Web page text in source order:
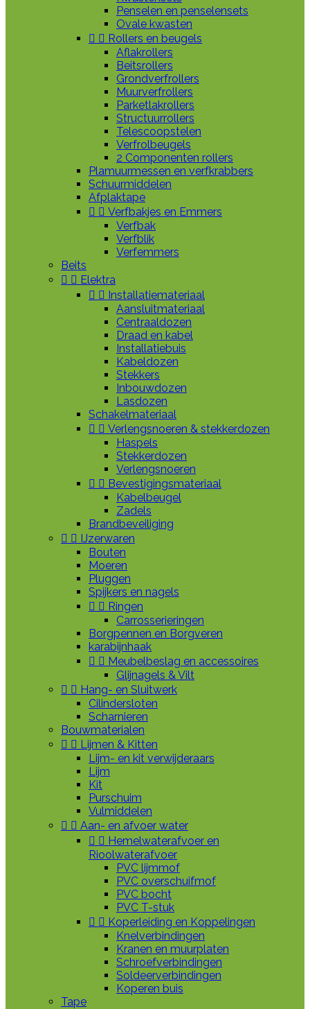
Penselen en penselensets
Ovale kwasten
  Rollers en beugels
Aflakrollers
Beitsrollers
Grondverfrollers
Muurverfrollers
Parketlakrollers
Structuurrollers
Telescoopstelen
Verfrolbeugels
2 Componenten rollers
Plamuurmessen en verfkrabbers
Schuurmiddelen
Afplaktape
  Verfbakjes en Emmers
Verfbak
Verfblik
Verfemmers
Beits
  Elektra
  Installatiemateriaal
Aansluitmateriaal
Centraaldozen
Draad en kabel
Installatiebuis
Kabeldozen
Stekkers
Inbouwdozen
Lasdozen
Schakelmateriaal
  Verlengsnoeren & stekkerdozen
Haspels
Stekkerdozen
Verlengsnoeren
  Bevestigingsmateriaal
Kabelbeugel
Zadels
Brandbeveiliging
  IJzerwaren
Bouten
Moeren
Pluggen
Spijkers en nagels
  Ringen
Carrosserieringen
Borgpennen en Borgveren
karabijnhaak
  Meubelbeslag en accessoires
Glijnagels & Vilt
  Hang- en Sluitwerk
Cilindersloten
Scharnieren
Bouwmaterialen
  Lijmen & Kitten
Lijm- en kit verwijderaars
Lijm
Kit
Purschuim
Vulmiddelen
  Aan- en afvoer water
  Hemelwaterafvoer en
Rioolwaterafvoer
PVC lijmmof
PVC overschuifmof
PVC bocht
PVC T-stuk
  Koperleiding en Koppelingen
Knelverbindingen
Kranen en muurplaten
Schroefverbindingen
Soldeerverbindingen
Koperen buis
Tape